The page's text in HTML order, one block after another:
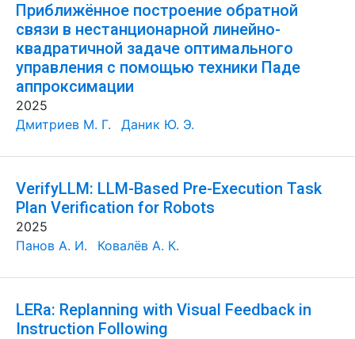
Приближённое построение обратной
связи в нестанционарной линейно-
квадратичной задаче оптимального
управления с помощью техники Паде
аппроксимации
2025
Дмитриев М. Г.
Даник Ю. Э.
VerifyLLM: LLM-Based Pre-Execution Task
Plan Verification for Robots
2025
Панов А. И.
Ковалёв А. К.
LERa: Replanning with Visual Feedback in
Instruction Following